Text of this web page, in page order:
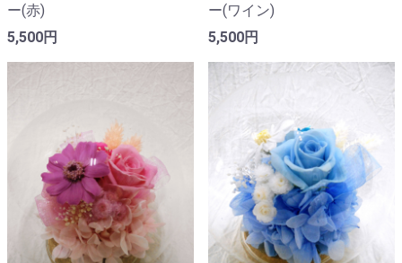
ー(赤)
5,500円
ー(ワイン)
5,500円